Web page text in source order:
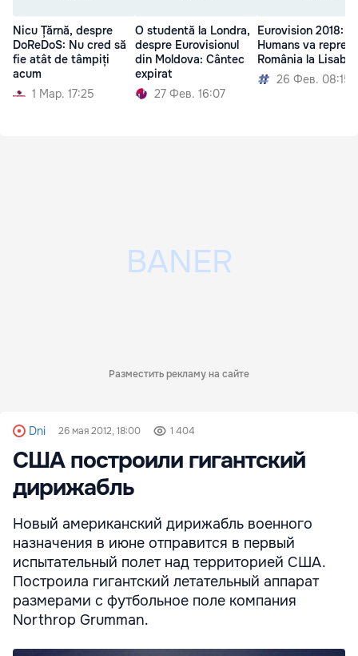
Nicu Țărnă, despre
DoReDoS: Nu cred să
fie atât de tâmpiți
acum
1 Мар. 17:25
O studentă la Londra,
despre Eurovisionul
din Moldova: Cântec
expirat
27 Фев. 16:07
Eurovision 2018:
Humans va
România la
26 Фев. 08:15
Разместить рекламу на сайте
Dni 26 мая 2012, 18:00 1 404
США построили гигантский
дирижабль
Новый американский дирижабль военного
назначения в июне отправится в первый
испытательный полет над территорией США.
Построила гигантский летательный аппарат
размерами с футбольное поле компания
Northrop Grumman.